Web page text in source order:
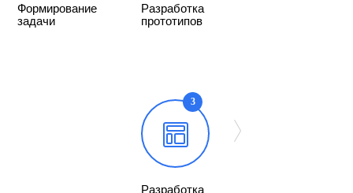
Формирование
задачи
Разработка
прототипов
3
Разработка